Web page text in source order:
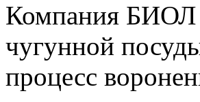
Компания БИОЛ
чугунной
процесс